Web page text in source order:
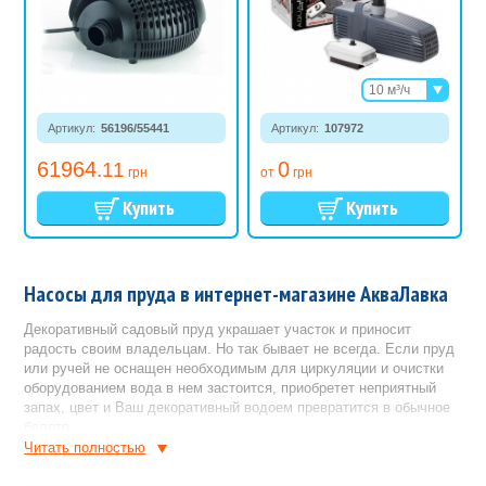
Артикул: 56196/55441
61964.11 грн
Артикул: 107972
от 0 грн
10 м³/ч
25 м³/ч
Насосы для пруда в интернет-магазине АкваЛавка
Декоративный садовый пруд украшает участок и приносит
радость своим владельцам. Но так бывает не всегда. Если пруд
или ручей не оснащен необходимым для циркуляции и очистки
оборудованием вода в нем застоится, приобретет неприятный
запах, цвет и Ваш декоративный водоем превратится в обычное
Читать полностью